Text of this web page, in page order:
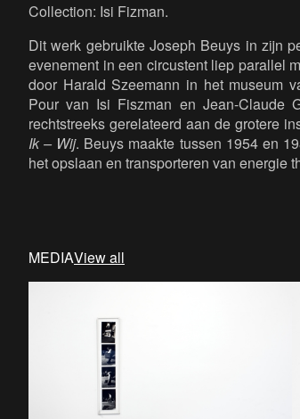
Collection: Isi Fizman.
Dit werk gebruikte Joseph Beuys in zijn
evenement in een circustent liep parallel
door Harald Szeemann in het museum
Pour van Isi Fiszman en Jean-Claude
rechtstreeks gerelateerd aan de grotere
Ik – Wij. Beuys maakte tussen 1954 en
het opslaan en transporteren van energie
MEDIAView all